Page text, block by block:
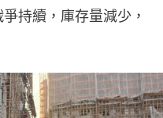
持續，庫存量減少，